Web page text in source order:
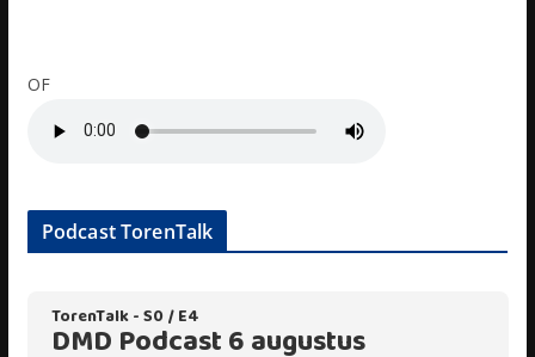
OF
Podcast TorenTalk